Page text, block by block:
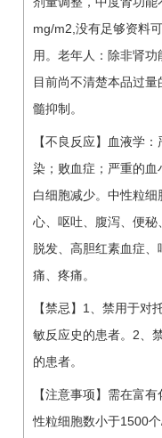
mg/m2,没有足够资料
用。老年人：除非肾功
目前尚不清楚本品过
髓抑制。
【不良反应】血液学
染；败血症；严重的
白细胞减少。中性粒
心、呕吐、腹泻、便秘
脱发、高胆红素血症
痛、疼痛。
【禁忌】1、禁用于对
敏反应史的患者。2、
的患者。
【注意事项】需在富
性粒细胞数小于1500